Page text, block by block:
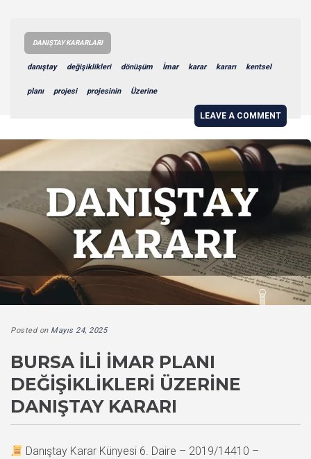
DANIŞTAY KARARLARI
danıştay değişiklikleri dönüşüm İmar karar kararı kentsel
planı projesi projesinin Üzerine
LEAVE A COMMENT
Posted on Mayıs 24, 2025
BURSA İLI İMAR PLANI
DEĞIŞIKLIKLERI ÜZERINE
DANIŞTAY KARARI
Danıştay Karar Künyesi 6. Daire – 2019/14410 –